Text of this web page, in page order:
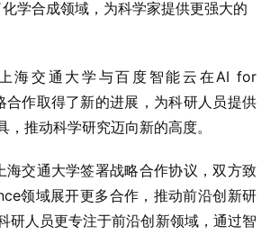
学合成领域，为科学家提供更强大的
海交通大学与百度智能云在AI for
合作取得了新的进展，为科研人员提供
，推动科学研究迈向新的高度。
海交通大学签署战略合作协议，双方致
领域展开更多合作，推动前沿创新研
研人员更专注于前沿创新领域，通过智